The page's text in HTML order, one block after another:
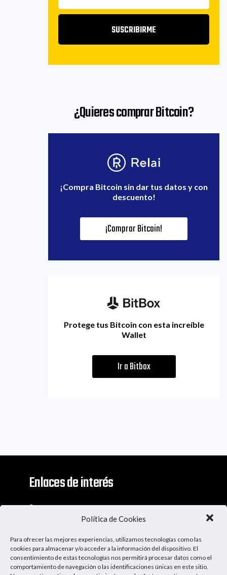
Política de Cookies
Para ofrecer las mejores experiencias, utilizamos tecnologías como las
cookies para almacenar y/o acceder a la información del dispositivo. El
consentimiento de estas tecnologías nos permitirá procesar datos como el
comportamiento de navegación o las identificaciones únicas en este sitio.
SUSCRIBIRME
¿Quieres comprar Bitcoin?
¡Compra Bitcoin sin dar tus datos y con
descuento!
¡Comprar Bitcoin!
Protege tus Bitcoin con esta increíble
Wallet
Ir a Bitbox
Enlaces de interés
Contacto
Descargo De Responsabilidad
Apoya al Podcast
Ser Patrocinador